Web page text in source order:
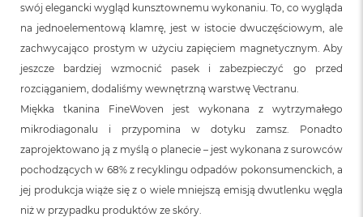
swój elegancki wygląd kunsztownemu wykonaniu. To, co wygląda
na jednoelementową klamrę, jest w istocie dwuczęściowym, ale
zachwycająco prostym w użyciu zapięciem magnetycznym. Aby
jeszcze bardziej wzmocnić pasek i zabezpieczyć go przed
rozciąganiem, dodaliśmy wewnętrzną warstwę Vectranu.
Miękka tkanina FineWoven jest wykonana z wytrzymałego
mikrodiagonalu i przypomina w dotyku zamsz. Ponadto
zaprojektowano ją z myślą o planecie – jest wykonana z surowców
pochodzących w 68% z recyklingu odpadów pokonsumenckich, a
jej produkcja wiąże się z o wiele mniejszą emisją dwutlenku węgla
niż w przypadku produktów ze skóry.